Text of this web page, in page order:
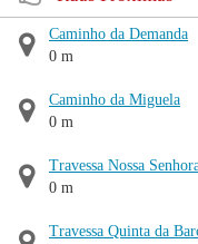
Caminho da Demanda
0 m
Caminho da Miguela
0 m
Travessa Nossa
0 m
Travessa Quinta da